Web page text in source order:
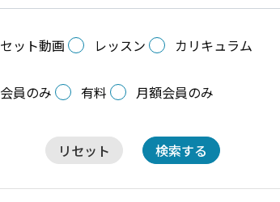
セット動画 レッスン カリキュラム
会員のみ 有料 月額会員のみ
リセット 検索する